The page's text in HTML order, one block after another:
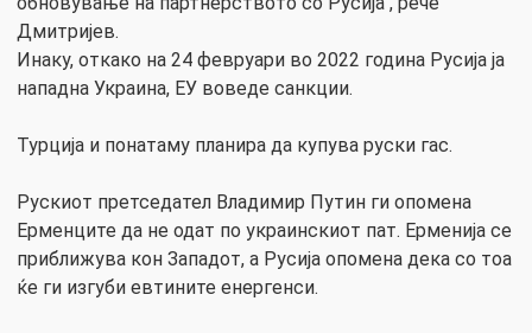
Дмитријев.
Инаку, откако на 24 февруари во 2022 година Русија ја
нападна Украина, ЕУ воведе санкции.
Турција и понатаму планира да купува руски гас.
Рускиот претседател Владимир Путин ги опомена
Ерменците да не одат по украинскиот пат. Ерменија се
приближува кон Западот, а Русија опомена дека со тоа
ќе ги изгуби евтините енергенси.